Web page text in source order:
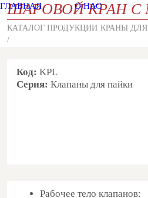
ГЛАВНАЯ О НАС
ШАРОВОЙ КРАН С
КАТАЛОГ ПРОДУКЦИИ
/
КРАНЫ
Код: KPL
Серия: Клапаны для пайки
Рабочее тело клапанов: